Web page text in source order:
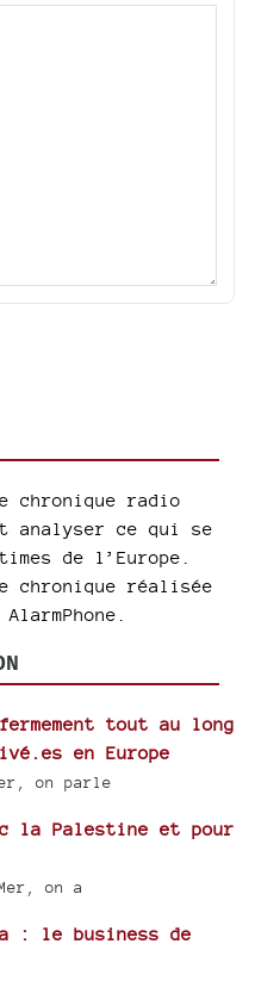
chronique radio
analyser ce qui se
de l’Europe.
chronique réalisée
tout au long
en Europe
on parle
la Palestine et pour
on a
: le business de